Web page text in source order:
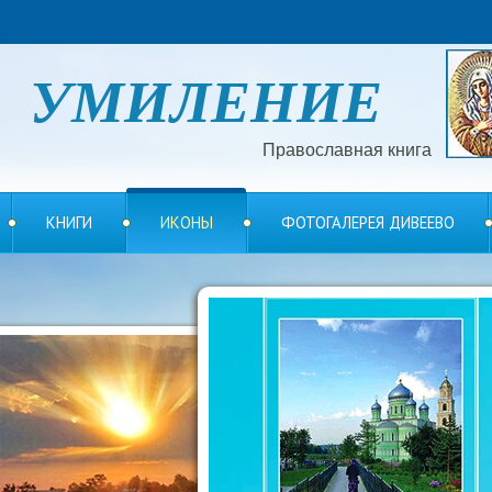
УМИЛЕНИЕ
Православная книга
КНИГИ ИКОНЫ ФОТОГАЛЕРЕЯ ДИВЕЕВО